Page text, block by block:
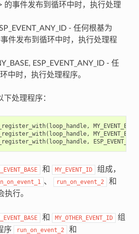
的事件发布到循环中时，执行处理
- 任何根基为
件发布到循环中时，执行处理程
ESP_EVENT_ANY_ID - 任
中时，执行处理程序。
处理程序：
( loop_handle, MY_EVENT_BASE
( loop_handle, MY_EVENT_BASE
( loop_handle,
和 MY_EVENT_ID
组成，
、 run_on_event_2 和
执行。
和 MY_OTHER_EVENT_ID
组
序
run_on_event_2 和